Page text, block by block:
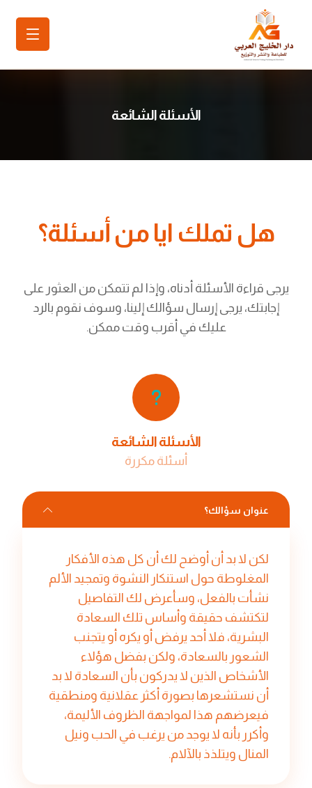
الأسئلة الشائعة
هل تملك ايا من أسئلة؟
يرجى قراءة الأسئلة أدناه، وإذا لم تتمكن من العثور على
إجابتك، يرجى إرسال سؤالك إلينا، وسوف نقوم بالرد
عليك في أقرب وقت ممكن.
الأسئلة الشائعة
أسئلة مكررة
عنوان سؤالك؟
لكن لا بد أن أوضح لك أن كل هذه الأفكار
المغلوطة حول استنكار النشوة وتمجيد الألم
نشأت بالفعل، وسأعرض لك التفاصيل
لتكتشف حقيقة وأساس تلك السعادة
البشرية، فلا أحد يرفض أو يكره أو يتجنب
الشعور بالسعادة، ولكن بفضل هؤلاء
الأشخاص الذين لا يدركون بأن السعادة لا بد
أن نستشعرها بصورة أكثر عقلانية ومنطقية
فيعرضهم هذا لمواجهة الظروف الأليمة،
وأكرر بأنه لا يوجد من يرغب في الحب ونيل
المنال ويتلذذ بالآلام.